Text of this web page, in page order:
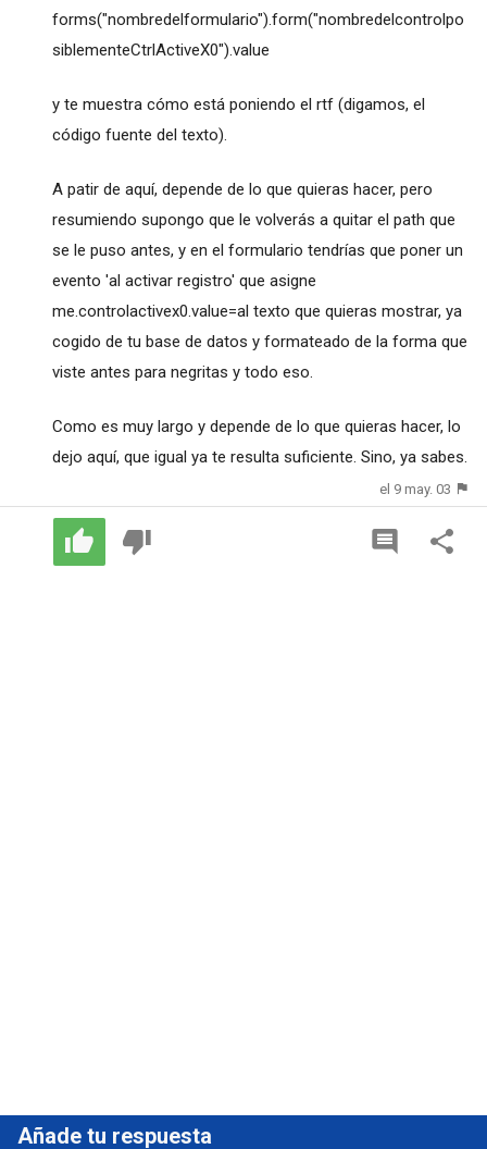
forms("nombredelformulario").form("nombredelcontrolpo
siblementeCtrlActiveX0").value
y te muestra cómo está poniendo el rtf (digamos, el
código fuente del texto).
A patir de aquí, depende de lo que quieras hacer, pero
resumiendo supongo que le volverás a quitar el path que
se le puso antes, y en el formulario tendrías que poner un
evento 'al activar registro' que asigne
me.controlactivex0.value=al texto que quieras mostrar, ya
cogido de tu base de datos y formateado de la forma que
viste antes para negritas y todo eso.
Como es muy largo y depende de lo que quieras hacer, lo
dejo aquí, que igual ya te resulta suficiente. Sino, ya sabes.
el 9 may. 03
Añade tu respuesta